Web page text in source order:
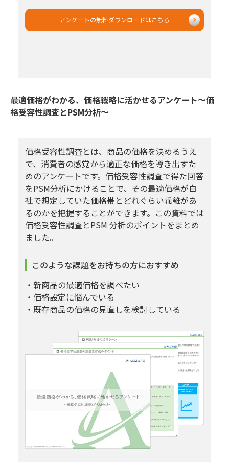
アンケートの無料ダウンロードはこちら
最適価格がわかる、価格戦略に活かせるアンケート～価
格受容性調査とPSM分析～
価格受容性調査とは、商品の価格を決めるうえ
で、消費者の感覚から適正な価格を導き出すた
めのアンケートです。価格受容性調査で得た回答
をPSM分析にかけることで、その最適価格が自
社で想定していた価格帯とどれぐらい乖離があ
るのかを把握することができます。この資料では
価格受容性調査とPSM 分析のポイントをまとめ
ました。
このような課題をお持ちの方におすすめ
・新商品の最適価格を調べたい
・価格設定に悩んでいる
・既存商品の価格の見直しを検討している